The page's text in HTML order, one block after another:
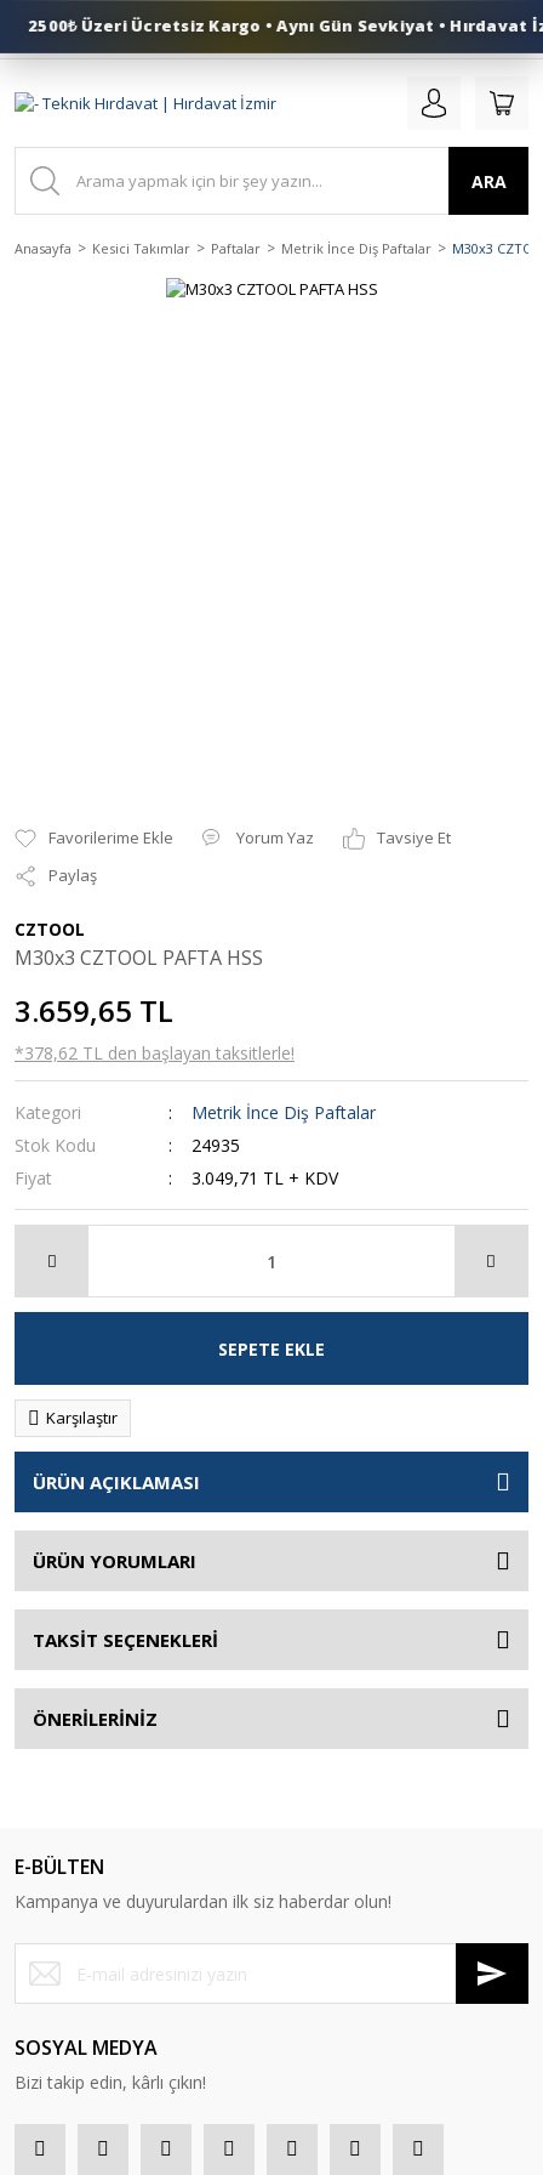
0 (553) 324 41 50
ARA
Anasayfa Kesici Takımlar Paftalar Metrik İnce Diş Paftalar M30x3
Yorum Yaz
Tavsiye Et
Paylaş
CZTOOL
M30x3 CZTOOL PAFTA HSS
3.659,65 TL
*378,62 TL den başlayan taksitlerle!
Kategori
Metrik İnce Diş Paftalar
Stok Kodu
24935
Fiyat
3.049,71 TL + KDV
SEPETE EKLE
Karşılaştır
ÜRÜN AÇIKLAMASI
ÜRÜN YORUMLARI
TAKSİT SEÇENEKLERİ
ÖNERİLERİNİZ
E-BÜLTEN
Kampanya ve duyurulardan ilk siz haberdar olun!
SOSYAL MEDYA
Bizi takip edin, kârlı çıkın!
2500₺ Üzeri Ücretsiz Kargo • Aynı Gün Sevkiyat • Hırdavat